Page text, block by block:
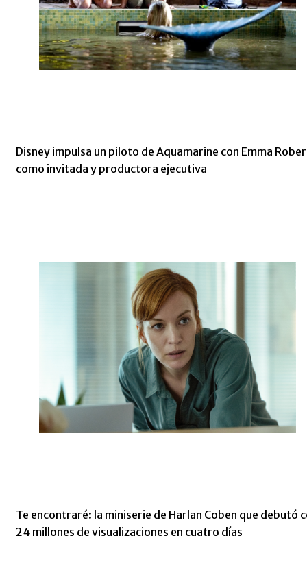
Disney impulsa un piloto de Aquamarine con Emma
como invitada y productora ejecutiva
Te encontraré: la miniserie de Harlan Coben que debutó
24 millones de visualizaciones en cuatro días